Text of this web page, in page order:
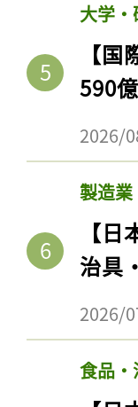
大学・
【
590
2026/
製造業
【
治具
2026/
食品